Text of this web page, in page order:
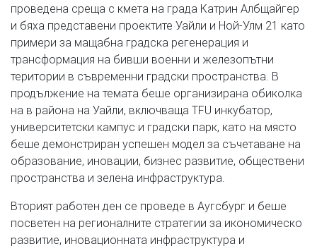
проведена среща с кмета на града Катрин Албщайгер
и бяха представени проектите Уайли и Ной-Улм 21 като
примери за мащабна градска регенерация и
трансформация на бивши военни и железопътни
територии в съвременни градски пространства. В
продължение на темата беше организирана обиколка
на в района на Уайли, включваща TFU инкубатор,
университетски кампус и градски парк, като на място
беше демонстриран успешен модел за съчетаване на
образование, иновации, бизнес развитие, обществени
пространства и зелена инфраструктура.
Вторият работен ден се проведе в Аугсбург и беше
посветен на регионалните стратегии за икономическо
развитие, иновационната инфраструктура и